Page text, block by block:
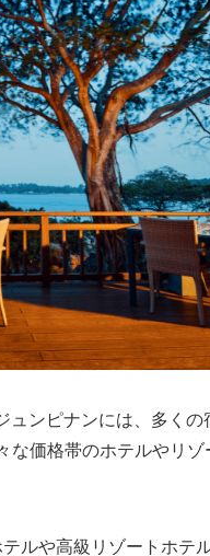
ンピナンには、多くの
価格帯のホテルやリゾ
ルや高級リゾートホテ